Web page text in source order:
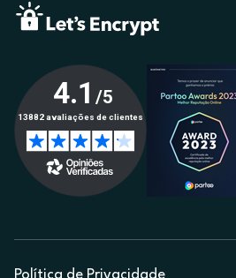
Política de Privacidade